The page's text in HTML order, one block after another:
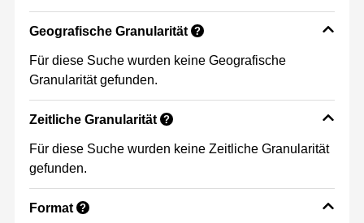
Geografische Granularität ?
Für diese Suche wurden keine Geografische
Granularität gefunden.
Zeitliche Granularität ?
Für diese Suche wurden keine Zeitliche Granularität
gefunden.
Format ?